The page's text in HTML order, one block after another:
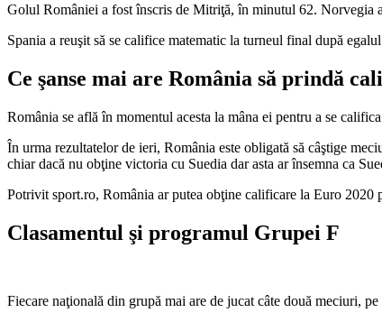
Golul României a fost înscris de Mitriţă, în minutul 62. Norvegia
Spania a reuşit să se califice matematic la turneul final după
Ce şanse mai are România să prindă
România se află în momentul acesta la mâna ei pentru a se
În urma rezultatelor de ieri, România este obligată să câştige
chiar dacă nu obţine victoria cu Suedia dar asta ar însemna ca
Potrivit sport.ro, România ar putea obţine calificare la Euro
Clasamentul şi programul Grupei F
Fiecare naţională din grupă mai are de jucat câte două meciuri,